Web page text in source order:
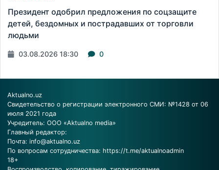
Президент одобрил предложения по соцзащите
детей, бездомных и пострадавших от торговли
людьми
03.08.2026 18:30 0
Aktualno.uz
Свидетельство о регистрации электронного СМИ: №1428 от 06
июля 2021 года
Учредитель: ООО «Aktualno media»
Главный редактор:
Почта: info@aktualno.uz
По вопросам сотрудничества: https://t.me/aktualnoadmin
18+